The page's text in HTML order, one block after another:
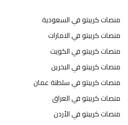
منصات كريبتو في السعودية
منصات كريبتو في الامارات
منصات كريبتو في الكويت
منصات كريبتو في البحرين
منصات كريبتو في سلطنة عمان
منصات كريبتو في العراق
منصات كريبتو في الأردن